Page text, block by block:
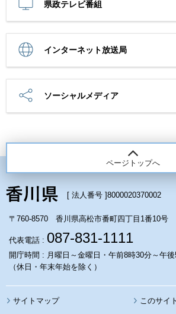
県政テレビ番組
インターネット放送局
ソーシャルメディア
ページトップへ
[ 法人番号 ]8000020370002
〒760-8570 香川県高松市番町四丁目1番10号
代表電話 : 087-831-1111
開庁時間 : 月曜日～金曜日・午前8時30分～午
（休日・年末年始を除く）
サイトマップ このサイ